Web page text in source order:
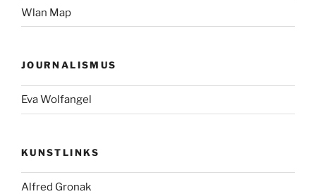
Wlan Map
JOURNALISMUS
Eva Wolfangel
KUNSTLINKS
Alfred Gronak